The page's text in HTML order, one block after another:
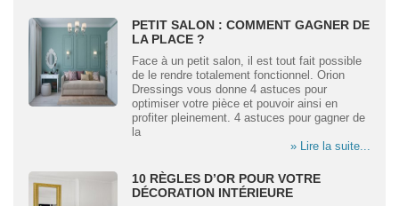
PETIT SALON : COMMENT GAGNER DE
LA PLACE ?
Face à un petit salon, il est tout fait possible
de le rendre totalement fonctionnel. Orion
Dressings vous donne 4 astuces pour
optimiser votre pièce et pouvoir ainsi en
profiter pleinement. 4 astuces pour gagner de
la
» Lire la suite...
10 RÈGLES D’OR POUR VOTRE
DÉCORATION INTÉRIEURE